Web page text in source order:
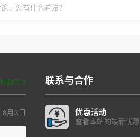
，您有什么看法？
NEXT
8月3日
联系与合作
优惠活动
查看本站的最新优惠